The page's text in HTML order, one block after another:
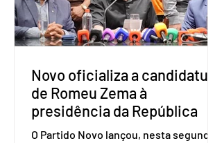
no quarto trimestre de 2025, os
empreendedores 60+ formalizados
atingiram o maior rendime
Novo oficializa a candidatura
de Romeu Zema à
presidência da República
O Partido Novo lançou, nesta segunda-